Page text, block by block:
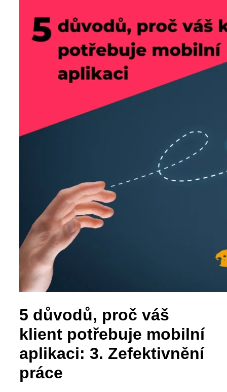
5 důvodů, proč váš
klient potřebuje mobilní
aplikaci: 3. Zefektivnění
práce